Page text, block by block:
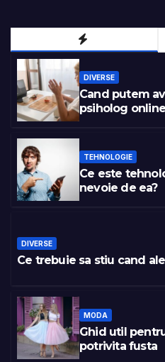
DIVERSE
Cand putem
psiholog online
TEHNOLOGIE
Ce este
nevoie de ea?
DIVERSE
Ce trebuie sa stiu cand
MODA
Ghid util
potrivita fusta